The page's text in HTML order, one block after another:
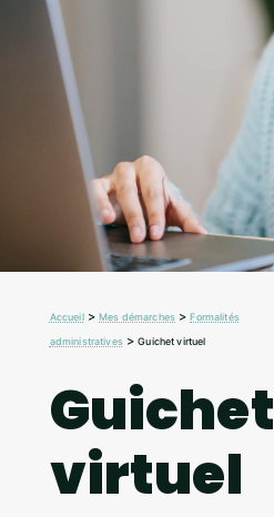
Accueil>Mes démarches >Formalités
administratives>Guichet virtuel
Guichet
virtuel